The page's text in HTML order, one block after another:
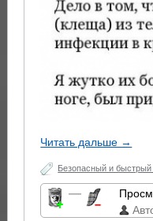
Читать дальше →
Безопасный и
—